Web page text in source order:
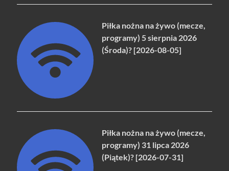
Piłka nożna na żywo (mecze,
programy) 5 sierpnia 2026
(Środa)? [2026-08-05]
Piłka nożna na żywo (mecze,
programy) 31 lipca 2026
(Piątek)? [2026-07-31]